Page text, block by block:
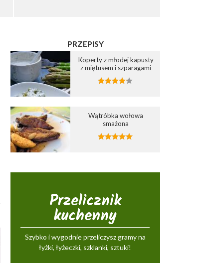
PRZEPISY
Koperty z młodej kapusty
z miętusem i szparagami
Wątróbka wołowa
smażona
Przelicznik
kuchenny
Szybko i wygodnie przeliczysz gramy na
łyżki, łyżeczki, szklanki, sztuki!